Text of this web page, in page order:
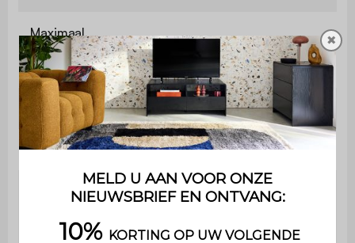
Maximaal
ondersteund
gewicht
110 kg
Gebruik Binnen
Garantie 2 jaar
Het product wordt in een kit
✖